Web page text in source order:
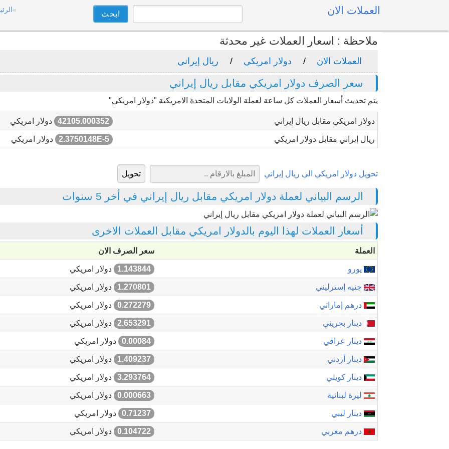
العملات الان
ملاحظة : اسعار العملات غير محدثة
العملات الان دولار امريكي ريال إيراني
سعر الصرف دولار امريكي مقابل ريال إيراني
يتم تحديث أسعار العملات كل ساعة لعملة الولايات المتحدة الامريكية "دولار امريكي"
دولار امريكي مقابل ريال إيراني 42105.000352 دولار امريكي
ريال إيراني مقابل دولار امريكي 2.3750148E-5 دولار امريكي
تحويل دولار امريكي الى ريال إيراني
الرسم البياني لعملة دولار امريكي مقابل ريال إيراني في أخر 5 سنوات
أسعار العملات لهذا اليوم بالدولار امريكي مقابل العملات الاخرى
العملة سعر الصرف الان
يورو 1.143844 دولار امريكي
جنيه إسترليني 1.270801 دولار امريكي
درهم إماراتي 0.272279 دولار امريكي
دينار بحريني 2.653291 دولار امريكي
دينار عراقي 0.00084 دولار امريكي
دينار أردني 1.409237 دولار امريكي
دينار كويتي 3.293764 دولار امريكي
ليرة لبنانية 0.000663 دولار امريكي
دينار ليبي 0.71237 دولار امريكي
درهم مغربي 0.104722 دولار امريكي